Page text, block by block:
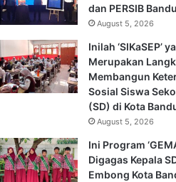
dan PERSIB
August 5, 2026
Inilah ‘SIKaSEP’
Merupakan
Membangun
Sosial Siswa
(SD) di Kota
August 5, 2026
Ini Program
Digagas Kepala
Embong Kota